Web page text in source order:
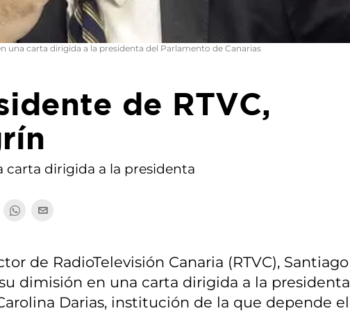
una carta dirigida a la presidenta del Parlamento de Canarias
de RTVC,
carta dirigida a la presidenta
de RadioTelevisión Canaria (RTVC), Santiago
dimisión en una carta dirigida a la presidenta
Darias, institución de la que depende el